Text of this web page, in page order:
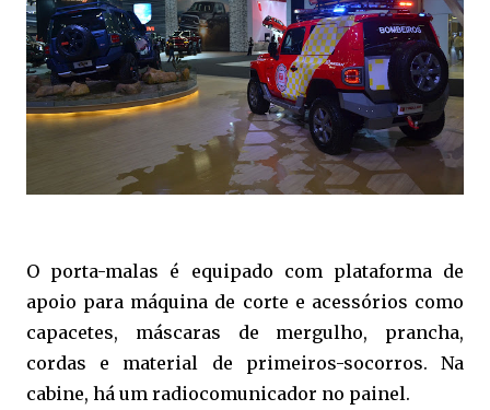
O porta-malas é equipado com plataforma de
apoio para máquina de corte e acessórios como
capacetes, máscaras de mergulho, prancha,
cordas e material de primeiros-socorros. Na
cabine, há um radiocomunicador no painel.